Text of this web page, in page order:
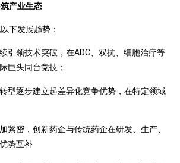
产业生态
下发展趋势：
引领技术突破，在ADC、双抗、细胞治疗等
巨头同台竞技；
型逐步建立起差异化竞争优势，在特定领域
紧密，创新药企与传统药企在研发、生产、
势互补